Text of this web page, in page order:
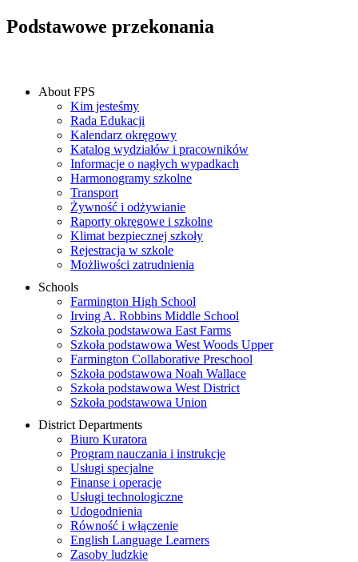
Podstawowe przekonania
About FPS
Kim jesteśmy
Rada Edukacji
Kalendarz okręgowy
Katalog wydziałów i pracowników
Informacje o nagłych wypadkach
Harmonogramy szkolne
Transport
Żywność i odżywianie
Raporty okręgowe i szkolne
Klimat bezpiecznej szkoły
Rejestracja w szkole
Możliwości zatrudnienia
Schools
Farmington High School
Irving A. Robbins Middle School
Szkoła podstawowa East Farms
Szkoła podstawowa West Woods Upper
Farmington Collaborative Preschool
Szkoła podstawowa Noah Wallace
Szkoła podstawowa West District
Szkoła podstawowa Union
District Departments
Biuro Kuratora
Program nauczania i instrukcje
Usługi specjalne
Finanse i operacje
Usługi technologiczne
Udogodnienia
Równość i włączenie
English Language Learners
Zasoby ludzkie